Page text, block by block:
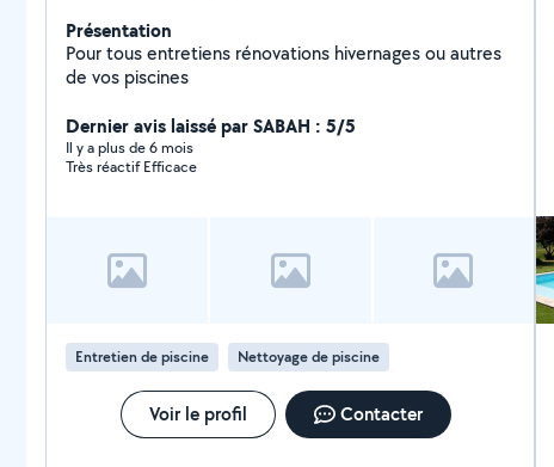
Présentation
Pour tous entretiens rénovations hivernages ou autres
de vos piscines
Dernier avis laissé par SABAH : 5/5
Il y a plus de 6 mois
Très réactif Efficace
Entretien de piscine Nettoyage de piscine
Voir le profil Contacter